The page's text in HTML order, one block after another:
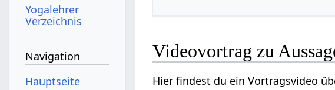
Yogalehrer
Verzeichnis
Navigation
Hauptseite